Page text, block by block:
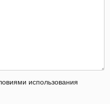
использования